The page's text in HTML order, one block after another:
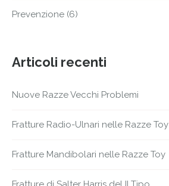
Prevenzione (6)
Articoli recenti
Nuove Razze Vecchi Problemi
Fratture Radio-Ulnari nelle Razze Toy
Fratture Mandibolari nelle Razze Toy